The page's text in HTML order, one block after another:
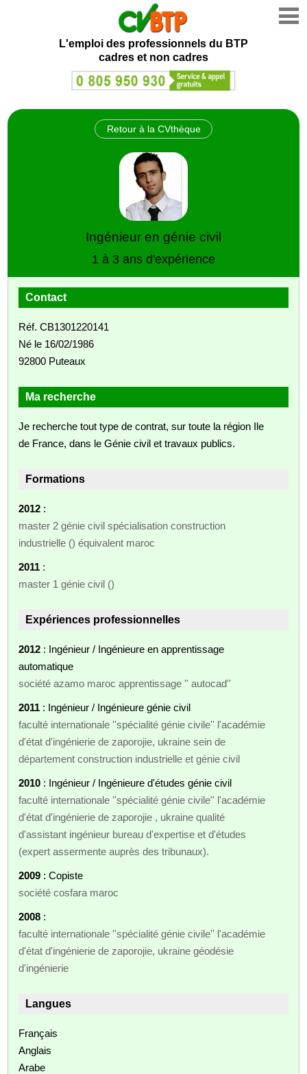
L'emploi des professionnels du BTP
cadres et non cadres
Retour à la CVthèque
Ingénieur en génie civil
1 à 3 ans d'expérience
Contact
Réf. CB1301220141
Né le 16/02/1986
92800 Puteaux
Ma recherche
Je recherche tout type de contrat, sur toute la région Ile
de France, dans le Génie civil et travaux publics.
Formations
2012 :
master 2 génie civil spécialisation construction
industrielle () équivalent maroc
2011 :
master 1 génie civil ()
Expériences professionnelles
2012 : Ingénieur / Ingénieure en apprentissage
automatique
société azamo maroc apprentissage '' autocad''
2011 : Ingénieur / Ingénieure génie civil
faculté internationale ''spécialité génie civile'' l'académie
d'état d'ingénierie de zaporojie, ukraine sein de
département construction industrielle et génie civil
2010 : Ingénieur / Ingénieure d'études génie civil
faculté internationale ''spécialité génie civile'' l'académie
d'état d'ingénierie de zaporojie , ukraine qualité
d'assistant ingénieur bureau d'expertise et d'études
(expert assermente auprès des tribunaux).
2009 : Copiste
société cosfara maroc
2008 :
faculté internationale ''spécialité génie civile'' l'académie
d'état d'ingénierie de zaporojie, ukraine géodésie
d'ingénierie
Langues
Français
Anglais
Arabe